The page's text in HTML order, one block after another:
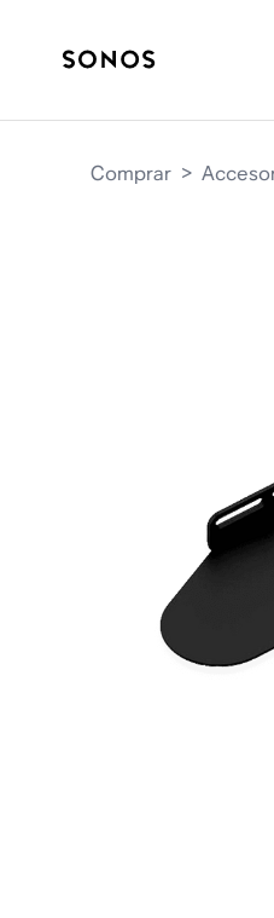
Comprar >